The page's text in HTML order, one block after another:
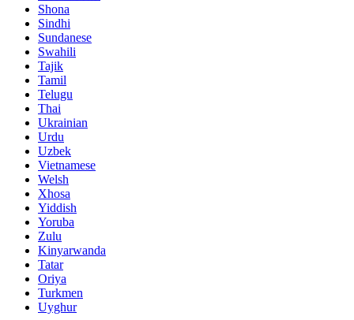
Shona
Sindhi
Sundanese
Swahili
Tajik
Tamil
Telugu
Thai
Ukrainian
Urdu
Uzbek
Vietnamese
Welsh
Xhosa
Yiddish
Yoruba
Zulu
Kinyarwanda
Tatar
Oriya
Turkmen
Uyghur